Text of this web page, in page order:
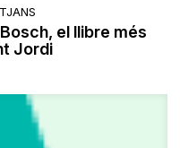
el llibre més
Jordi